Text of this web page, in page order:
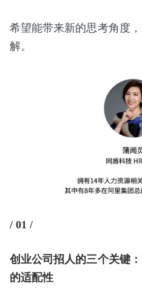
希望能带来新的思考角度
解。
/ 01 /
创业公司招人的三个关键
的适配性